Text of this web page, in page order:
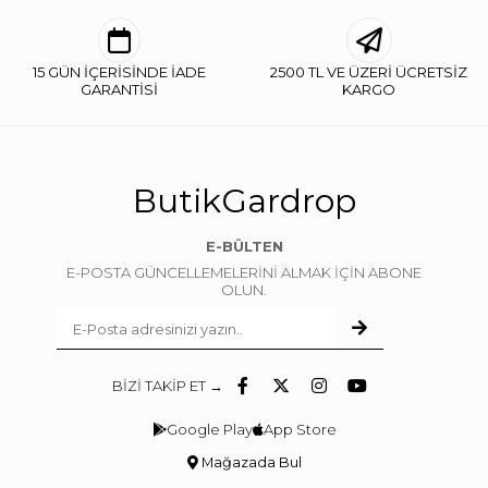
15 GÜN İÇERİSİNDE İADE
GARANTİSİ
2500 TL VE ÜZERİ ÜCRETSİZ
KARGO
ButikGardrop
E-BÜLTEN
E-POSTA GÜNCELLEMELERİNİ ALMAK İÇİN ABONE
OLUN.
BİZİ TAKİP ET →
Google Play App Store
Mağazada Bul